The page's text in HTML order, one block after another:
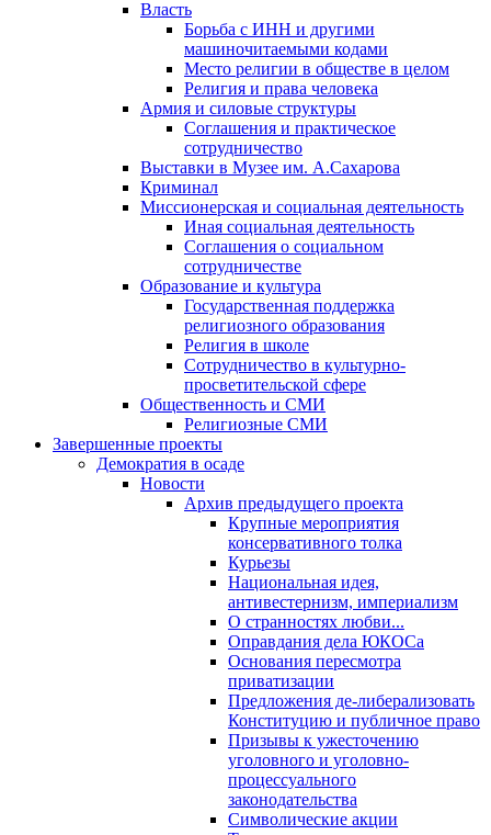
Власть
Борьба с ИНН и другими
машиночитаемыми кодами
Место религии в обществе в целом
Религия и права человека
Армия и силовые структуры
Соглашения и практическое
сотрудничество
Выставки в Музее им. А.Сахарова
Криминал
Миссионерская и социальная деятельность
Иная социальная деятельность
Соглашения о социальном
сотрудничестве
Образование и культура
Государственная поддержка
религиозного образования
Религия в школе
Сотрудничество в культурно-
просветительской сфере
Общественность и СМИ
Религиозные СМИ
Завершенные проекты
Демократия в осаде
Новости
Архив предыдущего проекта
Крупные мероприятия
консервативного толка
Курьезы
Национальная идея,
антивестернизм, империализм
О странностях любви...
Оправдания дела ЮКОСа
Основания пересмотра
приватизации
Предложения де-либерализовать
Конституцию и публичное право
Призывы к ужесточению
уголовного и уголовно-
процессуального
законодательства
Символические акции